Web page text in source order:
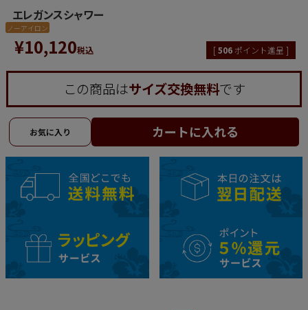
エレガンスシャワー
ノーアイロン
¥10,120税込 [506 ポイント進呈 ]
この商品はサイズ交換無料です
カートに入れる